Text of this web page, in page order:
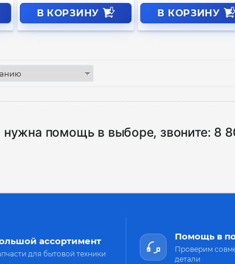
В КОРЗИНУ В КОРЗИНУ
нужна помощь в выборе, звоните: 8
ассортимент
для бытовой техники
Помощь в
Проверим
детали